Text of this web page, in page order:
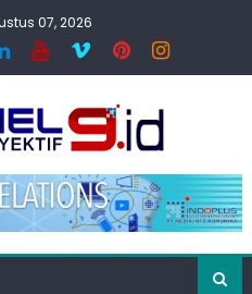
07, 2026